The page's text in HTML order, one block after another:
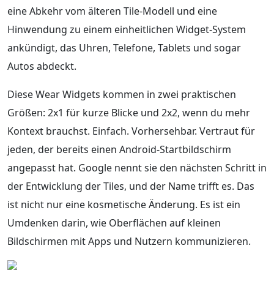
eine Abkehr vom älteren Tile-Modell und eine
Hinwendung zu einem einheitlichen Widget-System
ankündigt, das Uhren, Telefone, Tablets und sogar
Autos abdeckt.
Diese Wear Widgets kommen in zwei praktischen
Größen: 2x1 für kurze Blicke und 2x2, wenn du mehr
Kontext brauchst. Einfach. Vorhersehbar. Vertraut für
jeden, der bereits einen Android-Startbildschirm
angepasst hat. Google nennt sie den nächsten Schritt in
der Entwicklung der Tiles, und der Name trifft es. Das
ist nicht nur eine kosmetische Änderung. Es ist ein
Umdenken darin, wie Oberflächen auf kleinen
Bildschirmen mit Apps und Nutzern kommunizieren.